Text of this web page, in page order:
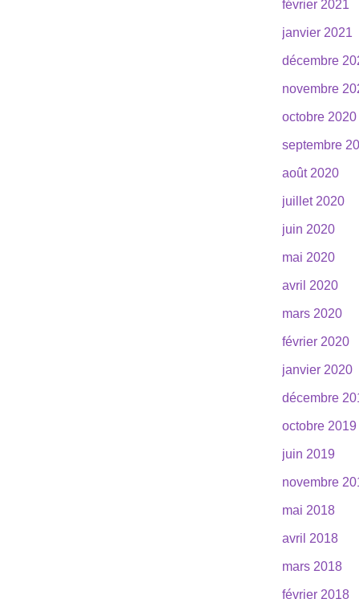
février 2021
janvier 2021
décembre
novembre
octobre 2020
septembre
août 2020
juillet 2020
juin 2020
mai 2020
avril 2020
mars 2020
février 2020
janvier 2020
décembre
octobre 2019
juin 2019
novembre
mai 2018
avril 2018
mars 2018
février 2018